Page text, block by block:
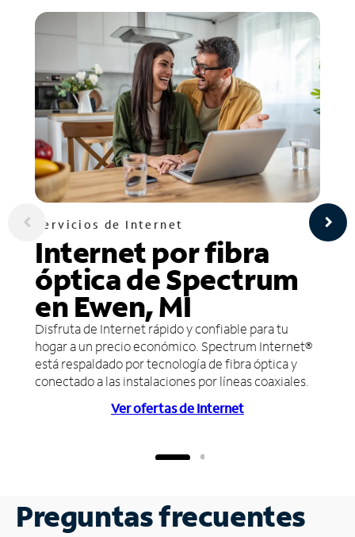
Servicios de Internet
Internet por fibra
óptica de Spectrum
en Ewen, MI
Disfruta de Internet rápido y confiable para tu
hogar a un precio económico. Spectrum Internet®
está respaldado por tecnología de fibra óptica y
conectado a las instalaciones por líneas coaxiales.
Ver ofertas de Internet
Preguntas frecuentes